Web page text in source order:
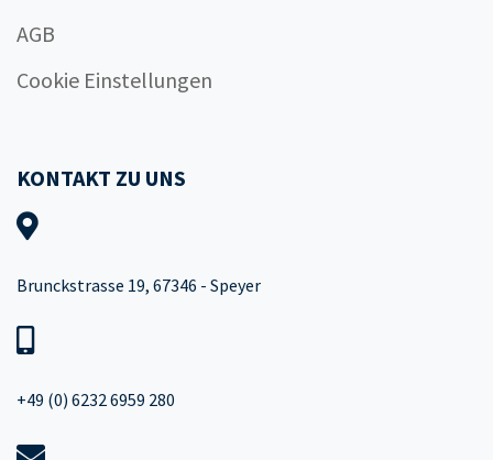
AGB
Cookie Einstellungen
KONTAKT ZU UNS
Brunckstrasse 19, 67346 - Speyer
+49 (0) 6232 6959 280